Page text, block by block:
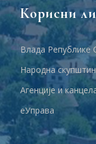
Корисни
Влада Републике
Народна
Агенције и
еУправа